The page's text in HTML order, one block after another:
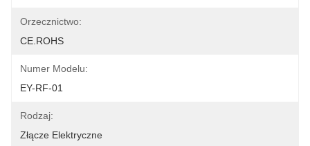
Orzecznictwo:
CE.ROHS
Numer Modelu:
EY-RF-01
Rodzaj:
Złącze Elektryczne